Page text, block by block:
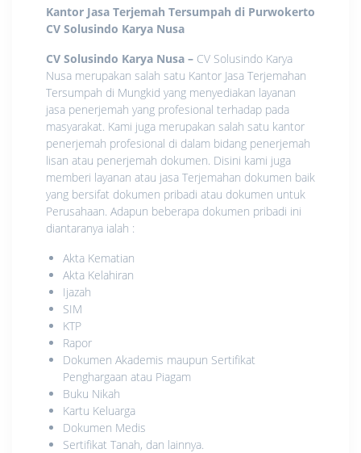
Kantor Jasa Terjemah Tersumpah di Purwokerto
CV Solusindo Karya Nusa
CV Solusindo Karya Nusa – CV Solusindo Karya
Nusa merupakan salah satu Kantor Jasa Terjemahan
Tersumpah di Mungkid yang menyediakan layanan
jasa penerjemah yang profesional terhadap pada
masyarakat. Kami juga merupakan salah satu kantor
penerjemah profesional di dalam bidang penerjemah
lisan atau penerjemah dokumen. Disini kami juga
memberi layanan atau jasa Terjemahan dokumen baik
yang bersifat dokumen pribadi atau dokumen untuk
Perusahaan. Adapun beberapa dokumen pribadi ini
diantaranya ialah :
Akta Kematian
Akta Kelahiran
Ijazah
SIM
KTP
Rapor
Dokumen Akademis maupun Sertifikat
Penghargaan atau Piagam
Buku Nikah
Kartu Keluarga
Dokumen Medis
Sertifikat Tanah, dan lainnya.